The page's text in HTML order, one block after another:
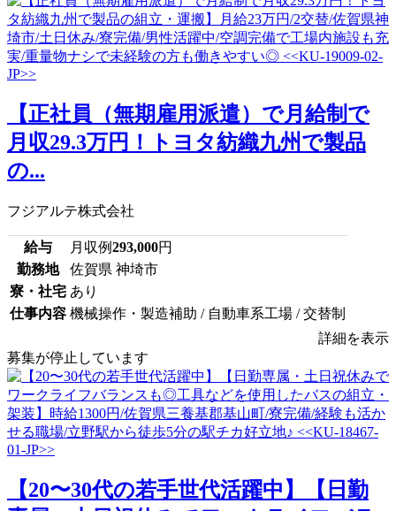
【正社員（無期雇用派遣）で月給制で
月収29.3万円！トヨタ紡織九州で製品
の...
フジアルテ株式会社
給与 月収例293,000円
勤務地
佐賀県 神埼市
寮・社宅 あり
仕事内容 機械操作・製造補助 / 自動車系工場 / 交替制
詳細を表示
募集が停止しています
【20〜30代の若手世代活躍中】【日勤